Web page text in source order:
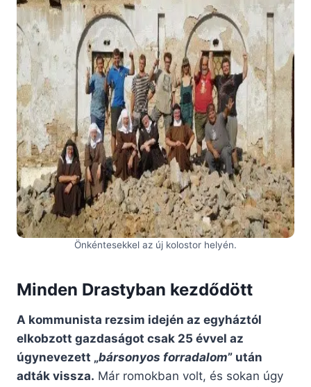
Önkéntesekkel az új kolostor helyén.
Minden Drastyban kezdődött
A kommunista rezsim idején az egyháztól
elkobzott gazdaságot csak 25 évvel az
úgynevezett „bársonyos forradalom” után
adták vissza. Már romokban volt, és sokan úgy